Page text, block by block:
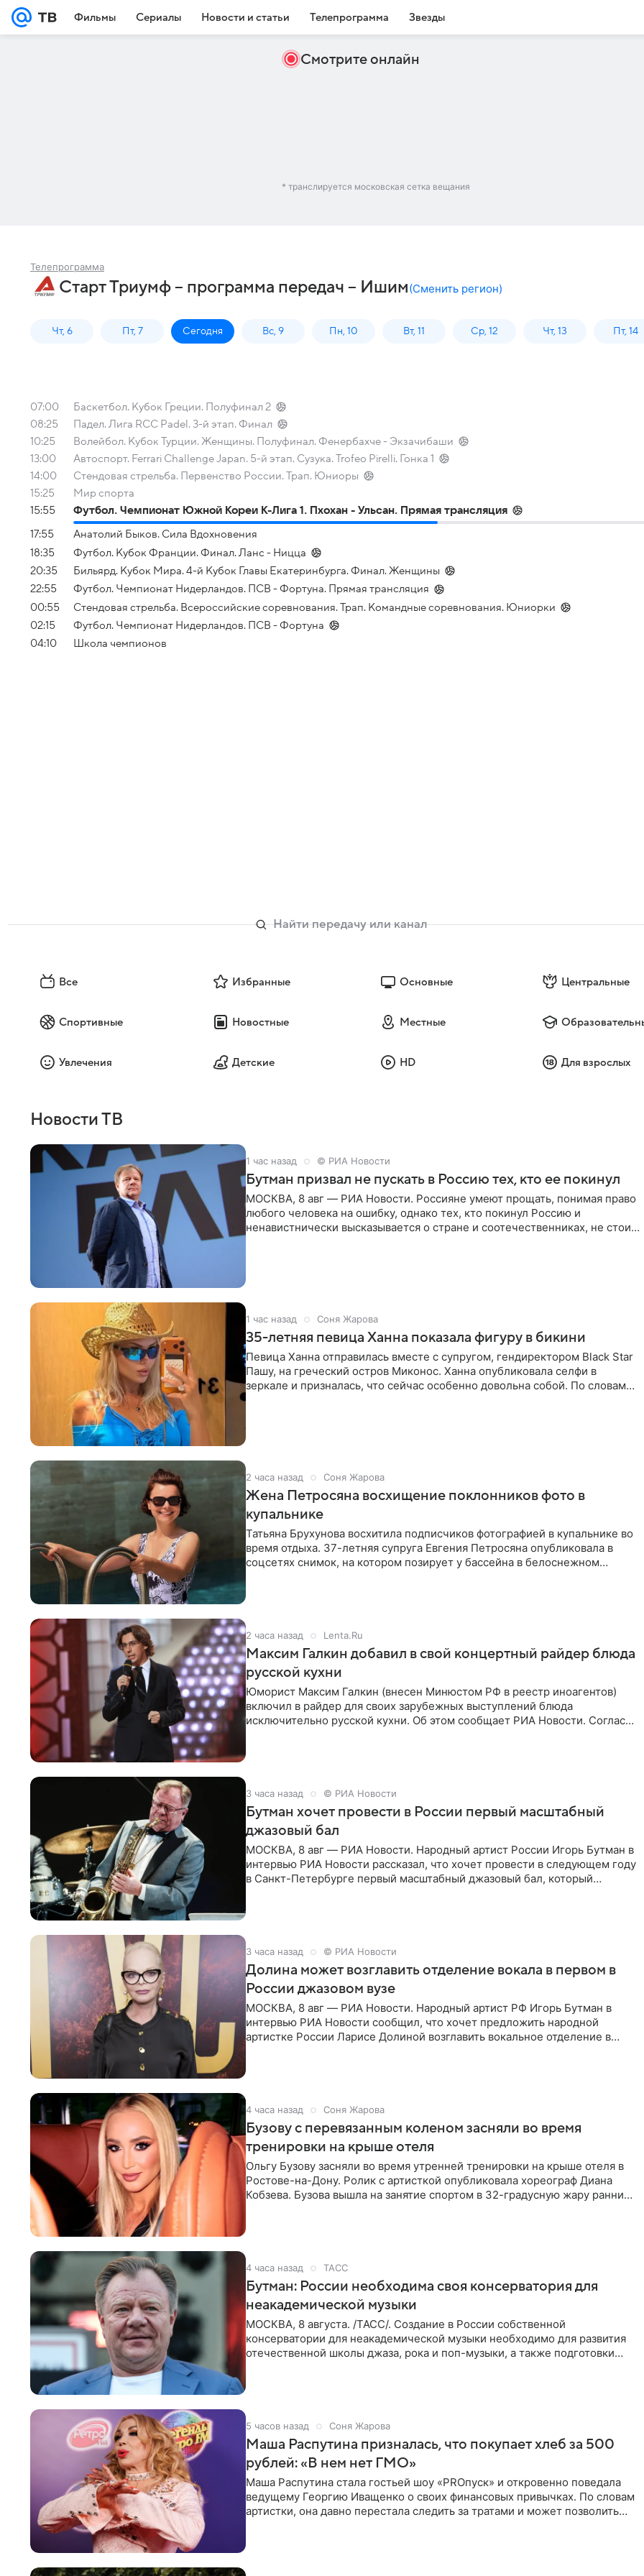
Фильмы Сериалы Новости и статьи Телепрограмма Звезды
Смотрите онлайн
* транслируется московская сетка вещания
Телепрограмма
Старт Триумф – программа передач – Ишим(Сменить регион)
Чт, 6 Пт, 7 Сегодня Вс, 9 Пн, 10 Вт, 11 Ср, 12 Чт, 13 Пт, 14
07:00
Баскетбол. Кубок Греции. Полуфинал 2
08:25
Падел. Лига RCC Padel. 3-й этап. Финал
10:25
Волейбол. Кубок Турции. Женщины. Полуфинал. Фенербахче - Экзачибаши
13:00
Автоспорт. Ferrari Challenge Japan. 5-й этап. Сузука. Trofeo Pirelli. Гонка 1
14:00
Стендовая стрельба. Первенство России. Трап. Юниоры
15:25
Мир спорта
15:55
Футбол. Чемпионат Южной Кореи К-Лига 1. Пхохан - Ульсан. Прямая трансляция
17:55
Анатолий Быков. Сила Вдохновения
18:35
Футбол. Кубок Франции. Финал. Ланс - Ницца
20:35
Бильярд. Кубок Мира. 4-й Кубок Главы Екатеринбурга. Финал. Женщины
22:55
Футбол. Чемпионат Нидерландов. ПСВ - Фортуна. Прямая трансляция
00:55
Стендовая стрельба. Всероссийские соревнования. Трап. Командные соревнования. Юниорки
02:15
Футбол. Чемпионат Нидерландов. ПСВ - Фортуна
04:10
Школа чемпионов
Все Избранные Основные Центральные
Спортивные Новостные Местные
Увлечения Детские HD Для взрослых
Новости ТВ
1 час назад © РИА Новости
Бутман призвал не пускать в Россию тех, кто ее покинул
МОСКВА, 8 авг — РИА Новости. Россияне умеют прощать, понимая право
любого человека на ошибку, однако тех, кто покинул Россию и
ненавистнически высказывается о стране и соотечественниках, не стоит
1 час назад Соня Жарова
35-летняя певица Ханна показала фигуру в бикини
Певица Ханна отправилась вместе с супругом, гендиректором Black Star
Пашу, на греческий остров Миконос. Ханна опубликовала селфи в
зеркале и призналась, что сейчас особенно довольна собой. По словам
2 часа назад Соня Жарова
Жена Петросяна восхищение поклонников фото в
купальнике
Татьяна Брухунова восхитила подписчиков фотографией в купальнике во
время отдыха. 37-летняя супруга Евгения Петросяна опубликовала в
соцсетях снимок, на котором позирует у бассейна в белоснежном
2 часа назад Lenta.Ru
Максим Галкин добавил в свой концертный райдер блюда
русской кухни
Юморист Максим Галкин (внесен Минюстом РФ в реестр иноагентов)
включил в райдер для своих зарубежных выступлений блюда
исключительно русской кухни. Об этом сообщает РИА Новости. Согласно
3 часа назад © РИА Новости
Бутман хочет провести в России первый масштабный
джазовый бал
МОСКВА, 8 авг — РИА Новости. Народный артист России Игорь Бутман в
интервью РИА Новости рассказал, что хочет провести в следующем году
в Санкт-Петербурге первый масштабный джазовый бал, который
3 часа назад © РИА Новости
Долина может возглавить отделение вокала в первом в
России джазовом вузе
МОСКВА, 8 авг — РИА Новости. Народный артист РФ Игорь Бутман в
интервью РИА Новости сообщил, что хочет предложить народной
артистке России Ларисе Долиной возглавить вокальное отделение в
4 часа назад Соня Жарова
Бузову с перевязанным коленом засняли во время
тренировки на крыше отеля
Ольгу Бузову засняли во время утренней тренировки на крыше отеля в
Ростове-на-Дону. Ролик с артисткой опубликовала хореограф Диана
Кобзева. Бузова вышла на занятие спортом в 32-градусную жару ранним
4 часа назад ТАСС
Бутман: России необходима своя консерватория для
неакадемической музыки
МОСКВА, 8 августа. /ТАСС/. Создание в России собственной
консерватории для неакадемической музыки необходимо для развития
отечественной школы джаза, рока и поп-музыки, а также подготовки
5 часов назад Соня Жарова
Маша Распутина призналась, что покупает хлеб за 500
рублей: «В нем нет ГМО»
Маша Распутина стала гостьей шоу «PROпуск» и откровенно поведала
ведущему Георгию Иващенко о своих финансовых привычках. По словам
артистки, она давно перестала следить за тратами и может позволить